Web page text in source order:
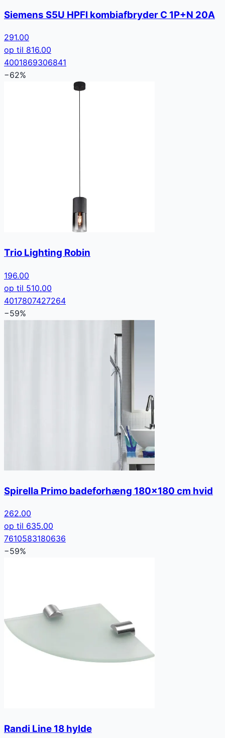
Siemens S5U HPFI kombiafbryder C 1P+N 20A
291.00
op til 816.00
4001869306841
−62%
Trio Lighting Robin
196.00
op til 510.00
4017807427264
−59%
Spirella Primo badeforhæng 180x180 cm hvid
262.00
op til 635.00
7610583180636
−59%
Randi Line 18 hylde